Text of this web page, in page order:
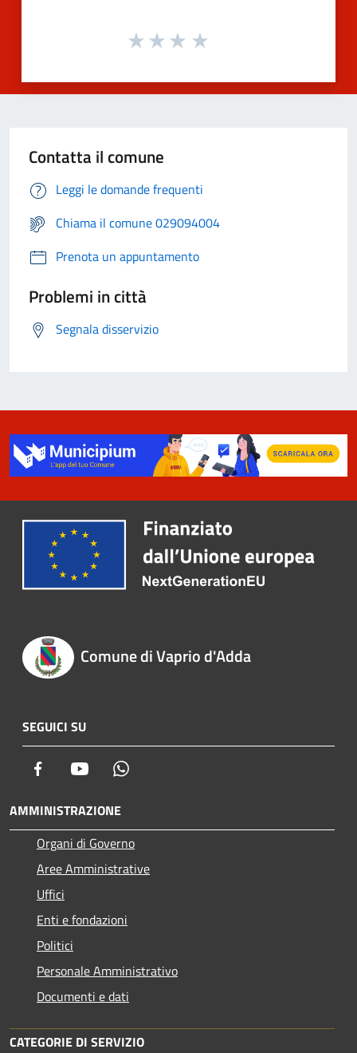
Contatta il comune
Leggi le domande frequenti
Chiama il comune 029094004
Prenota un appuntamento
Problemi in città
Segnala disservizio
Comune di Vaprio d'Adda
SEGUICI SU
Facebook Youtube
AMMINISTRAZIONE
Organi di Governo
Aree Amministrative
Uffici
Enti e fondazioni
Politici
Personale Amministrativo
Documenti e dati
CATEGORIE DI SERVIZIO